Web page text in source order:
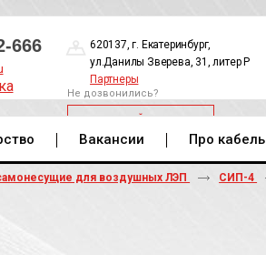
666
620137, г. Екатеринбург,
ул.Данилы Зверева, 31, литер Р
Партнеры
Не дозвонились?
ОБРАТНЫЙ ЗВОНОК
Вакансии Про кабель
для воздушных ЛЭП СИП-4